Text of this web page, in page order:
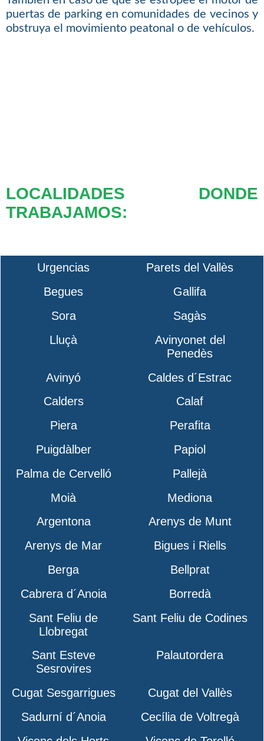
puertas de parking en comunidades de vecinos y
obstruya el movimiento peatonal o de vehículos.
LOCALIDADES DONDE
TRABAJAMOS:
Urgencias
Parets del Vallès
Begues
Gallifa
Sora
Sagàs
Lluçà
Avinyonet del
Penedès
Avinyó
Caldes d´Estrac
Calders
Calaf
Piera
Perafita
Puigdàlber
Papiol
Palma de Cervelló
Pallejà
Moià
Mediona
Argentona
Arenys de Munt
Arenys de Mar
Bigues i Riells
Berga
Bellprat
Cabrera d´Anoia
Borredà
Sant Feliu de
Llobregat
Sant Feliu de Codines
Sant Esteve
Sesrovires
Palautordera
Cugat Sesgarrigues
Cugat del Vallès
Sadurní d´Anoia
Cecília de Voltregà